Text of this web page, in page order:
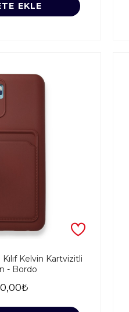
EKLE
Kelvin Kartvizitli
- Bordo